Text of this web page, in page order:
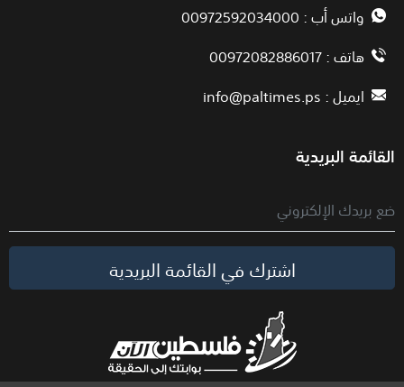
واتس أب : 00972592034000
هاتف : 00972082886017
ايميل :info@paltimes.ps
القائمة البريدية
اشترك في القائمة البريدية